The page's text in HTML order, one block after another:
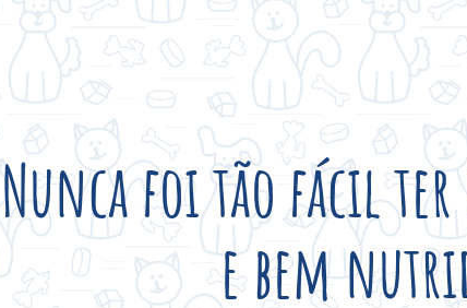
Nunca foi tão fácil ter
e bem